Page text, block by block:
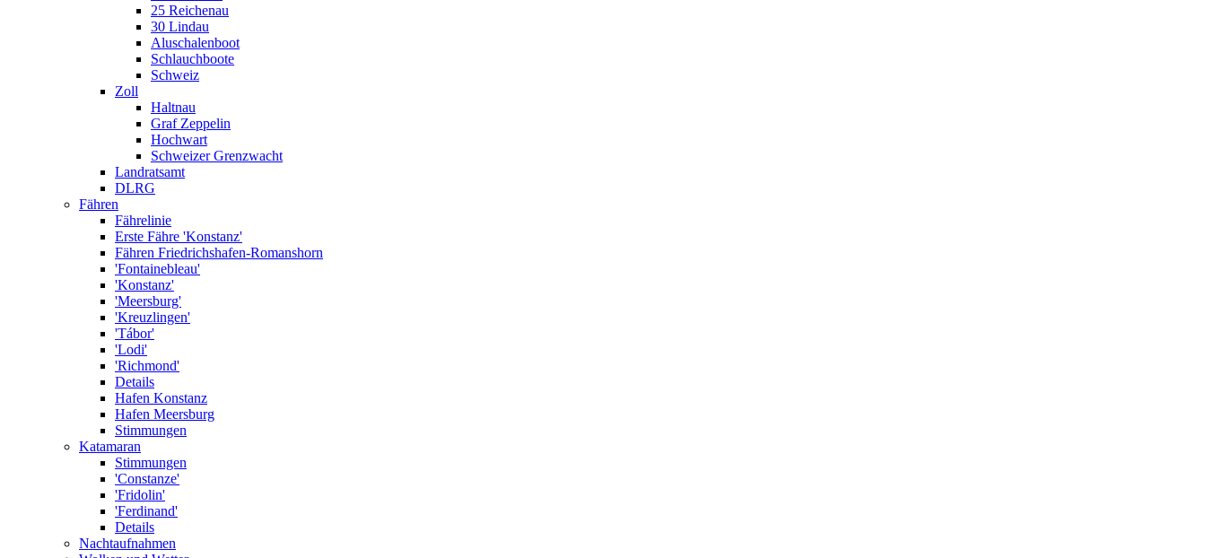
25 Reichenau
30 Lindau
Aluschalenboot
Schlauchboote
Schweiz
Zoll
Haltnau
Graf Zeppelin
Hochwart
Schweizer Grenzwacht
Landratsamt
DLRG
Fähren
Fährelinie
Erste Fähre 'Konstanz'
Fähren Friedrichshafen-Romanshorn
'Fontainebleau'
'Konstanz'
'Meersburg'
'Kreuzlingen'
'Tábor'
'Lodi'
'Richmond'
Details
Hafen Konstanz
Hafen Meersburg
Stimmungen
Katamaran
Stimmungen
'Constanze'
'Fridolin'
'Ferdinand'
Details
Nachtaufnahmen